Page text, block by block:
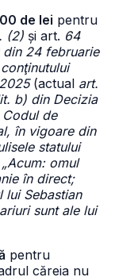
de lei pentru
(2) și art. 64
24 februarie
(actual art.
b) din Decizia
de
în vigoare din
statului
„Acum: omul
în direct;
lui Sebastian
sunt ale lui
pentru
căreia nu